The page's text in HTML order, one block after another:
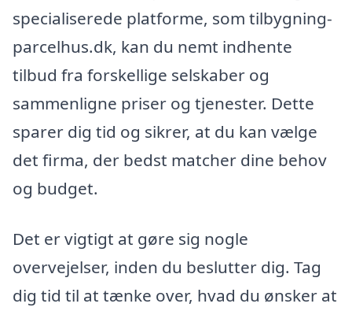
specialiserede platforme, som tilbygning-
parcelhus.dk, kan du nemt indhente
tilbud fra forskellige selskaber og
sammenligne priser og tjenester. Dette
sparer dig tid og sikrer, at du kan vælge
det firma, der bedst matcher dine behov
og budget.
Det er vigtigt at gøre sig nogle
overvejelser, inden du beslutter dig. Tag
dig tid til at tænke over, hvad du ønsker at